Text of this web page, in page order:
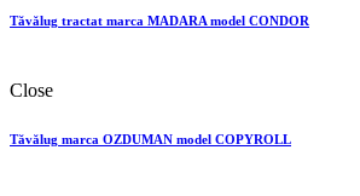
Tăvălug tractat marca MADARA model CONDOR
Close
Tăvălug marca OZDUMAN model COPYROLL